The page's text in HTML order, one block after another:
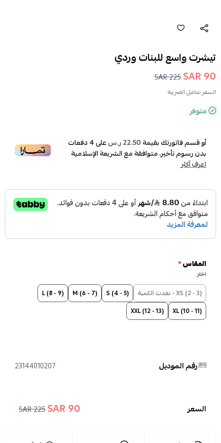
تيشرت واسع للبنات وردي
90 SAR
225 SAR
السعر شامل الضريبة
متوفر
أو قسم فاتورتك بقيمة22.50 ر.س على4دفعات
بدون رسوم تأخير، متوافقة مع الشريعة الإسلامية
اعرف أكثر
المقاس*
اختر
XS (2 - 3) - نفدت الكمية S (4 - 5)
M (6 - 7)
L (8 - 9)
XL (10 - 11)
XXL (12 - 13)
رقم الموديل 23144010207
السعر 90 SAR
225 SAR